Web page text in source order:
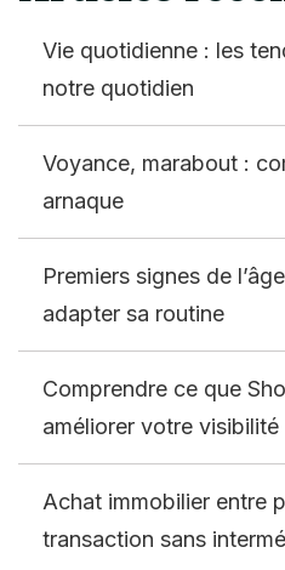
Vie quotidienne : les
notre quotidien
Voyance, marabout :
arnaque
Premiers signes de
adapter sa routine
Comprendre ce que
améliorer votre visibilité
Achat immobilier entre
transaction sans